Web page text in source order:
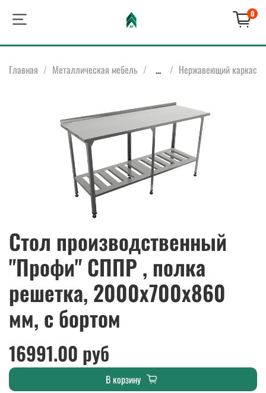
0
Главная Металлическая мебель ... Нержавеющий каркас
Стол производственный
"Профи" СППР , полка
решетка, 2000х700х860
мм, с бортом
16991.00 руб
В корзину